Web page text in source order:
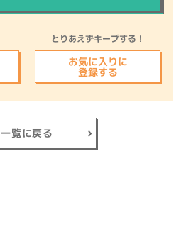
とりあえずキープする！
お気に入りに
登録する
一覧に戻る